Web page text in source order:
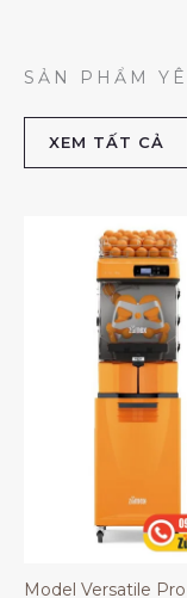
SẢN PHẨM
XEM TẤT CẢ
Model Versatile